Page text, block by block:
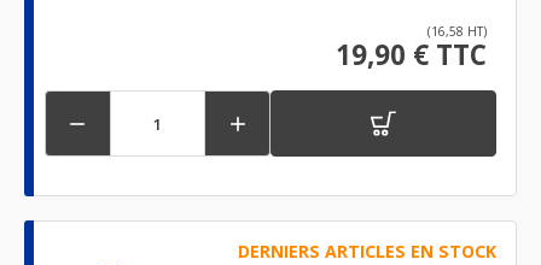
(16,58 HT)
19,90 € TTC
 
DERNIERS ARTICLES EN STOCK